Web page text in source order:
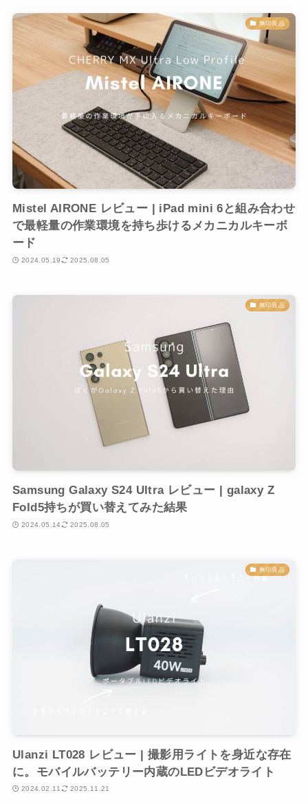
無印良品
Mistel AIRONE レビュー | iPad mini 6と組み合わせ
で最軽量の作業環境を持ち歩けるメカニカルキーボ
ード
2024.05.19 2025.08.05
無印良品
Samsung Galaxy S24 Ultra レビュー | galaxy Z
Fold5持ちが買い替えてみた結果
2024.05.14 2025.08.05
無印良品
Ulanzi LT028 レビュー | 撮影用ライトを身近な存在
に。モバイルバッテリー内蔵のLEDビデオライト
2024.02.11 2025.11.21